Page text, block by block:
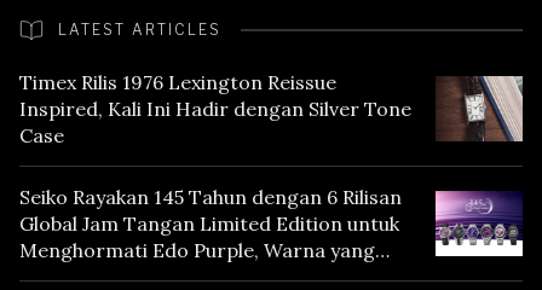
LATEST ARTICLES
Timex Rilis 1976 Lexington Reissue
Inspired, Kali Ini Hadir dengan Silver Tone
Case
Seiko Rayakan 145 Tahun dengan 6 Rilisan
Global Jam Tangan Limited Edition untuk
Menghormati Edo Purple, Warna yang
Mencerminkan Warisan Tokyo